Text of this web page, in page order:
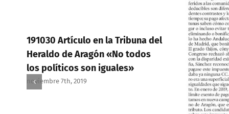
191030 Artículo en la Tribuna del
Heraldo de Aragón «No todos
los políticos son iguales»
noviembre 7th, 2019